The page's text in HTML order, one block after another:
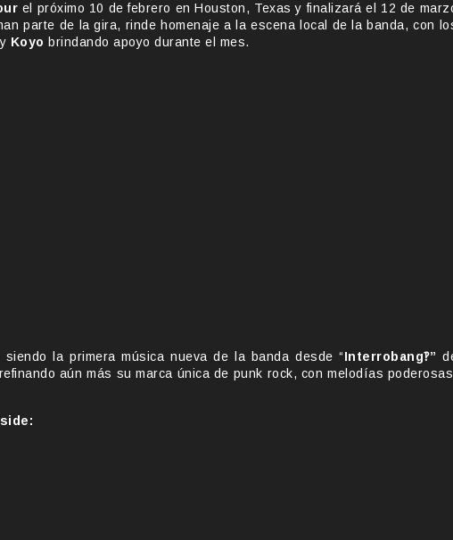
el próximo 10 de febrero en Houston, Texas y finalizará el 12 de
parte de la gira, rinde homenaje a la escena local de la banda, con
y Koyo brindando apoyo durante el mes.
siendo la primera música nueva de la banda desde “Interrobang‽”
aún más su marca única de punk rock, con melodías